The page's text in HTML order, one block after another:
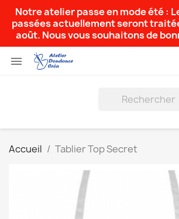
Notre atelier passe en mode été :
passées actuellement seront
août. Nous vous souhaitons de

Accueil Tablier Top Secret